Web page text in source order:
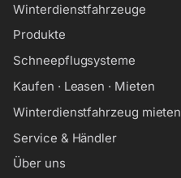
Winterdienstfahrzeuge
Produkte
Schneepflugsysteme
Kaufen · Leasen · Mieten
Winterdienstfahrzeug mieten
Service & Händler
Über uns